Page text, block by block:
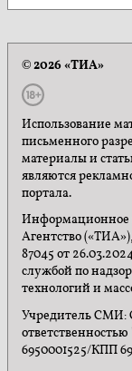
© 2026 «ТИА»
Использование
письменного
материалы и
являются
портала.
Информационное
Агентство
87045 от
службой по
технологий и
Учредитель СМИ:
6950001525/КПП